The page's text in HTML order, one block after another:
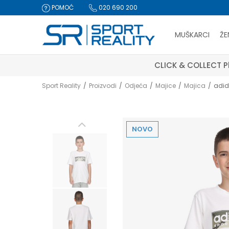
POMOĆ 020 690 200
MUŠKARCI
CLICK &
Sport Reality Proizvodi Odjeća Majice Majica
NOVO